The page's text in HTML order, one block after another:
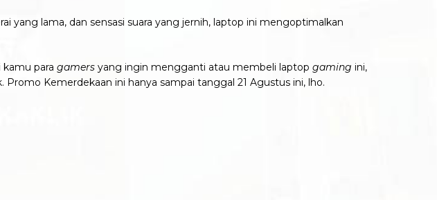
yang lama, dan sensasi suara yang jernih, laptop ini mengoptimalkan
para gamers yang ingin mengganti atau membeli laptop gaming ini,
Promo Kemerdekaan ini hanya sampai tanggal 21 Agustus ini, lho.